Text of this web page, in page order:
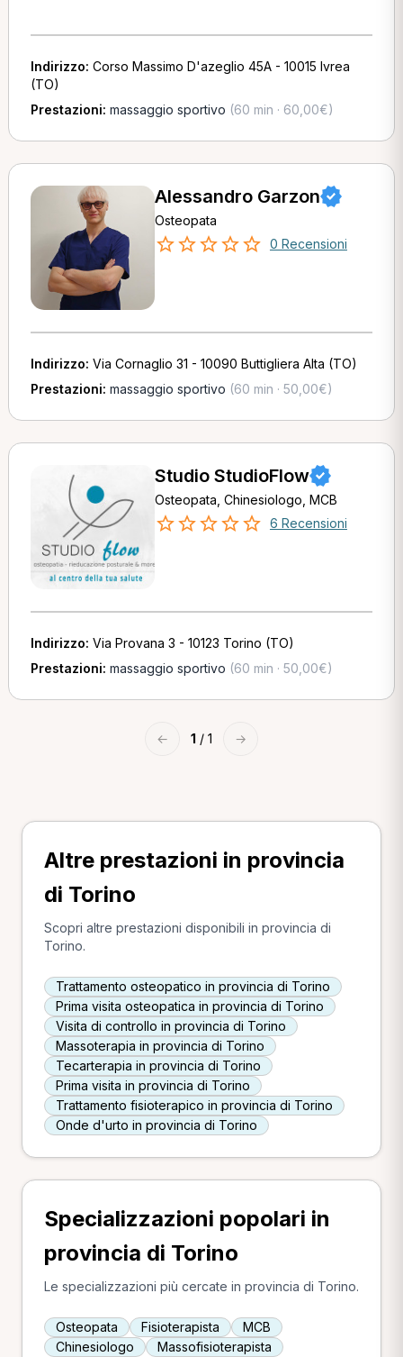
Indirizzo: Corso Massimo D'azeglio 45A - 10015 Ivrea
(TO)
Prestazioni: massaggio sportivo (60 min · 60,00€)
Alessandro Garzon
Osteopata
0 Recensioni
Indirizzo: Via Cornaglio 31 - 10090 Buttigliera Alta (TO)
Prestazioni: massaggio sportivo (60 min · 50,00€)
Studio StudioFlow
Osteopata, Chinesiologo, MCB
6 Recensioni
Indirizzo: Via Provana 3 - 10123 Torino (TO)
Prestazioni: massaggio sportivo (60 min · 50,00€)
← 1 / 1 →
Altre prestazioni in provincia
di Torino
Scopri altre prestazioni disponibili in provincia di
Torino.
Trattamento osteopatico in provincia di Torino
Prima visita osteopatica in provincia di Torino
Visita di controllo in provincia di Torino
Massoterapia in provincia di Torino
Tecarterapia in provincia di Torino
Prima visita in provincia di Torino
Trattamento fisioterapico in provincia di Torino
Onde d'urto in provincia di Torino
Specializzazioni popolari in
provincia di Torino
Le specializzazioni più cercate in provincia di Torino.
Osteopata Fisioterapista
MCB
Chinesiologo
Massofisioterapista